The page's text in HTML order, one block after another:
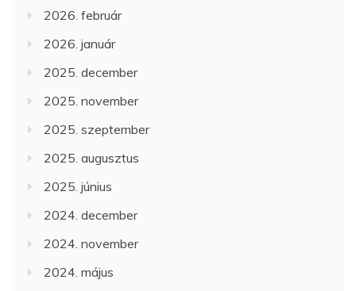
2026. február
2026. január
2025. december
2025. november
2025. szeptember
2025. augusztus
2025. június
2024. december
2024. november
2024. május